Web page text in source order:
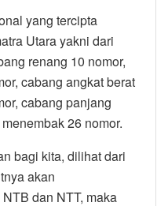
yang tercipta
Utara yakni dari
renang 10 nomor,
cabang angkat berat
cabang panjang
26 nomor.
bagi kita, dilihat dari
akan
dan NTT, maka